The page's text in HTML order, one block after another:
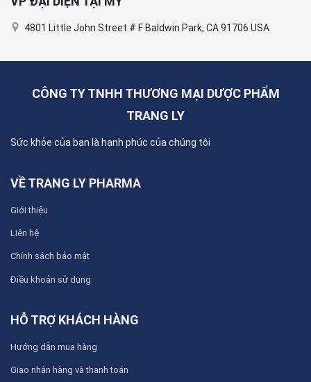
4801 Little John Street # F Baldwin Park, CA 91706 USA
CÔNG TY TNHH THƯƠNG MẠI DƯỢC PHẨM
TRANG LY
Sức khỏe của bạn là hạnh phúc của chúng tôi
VỀ TRANG LY PHARMA
Giới thiệu
Liên hệ
Chính sách bảo mật
Điều khoản sử dụng
HỖ TRỢ KHÁCH HÀNG
Hướng dẫn mua hàng
Giao nhận hàng và thanh toán